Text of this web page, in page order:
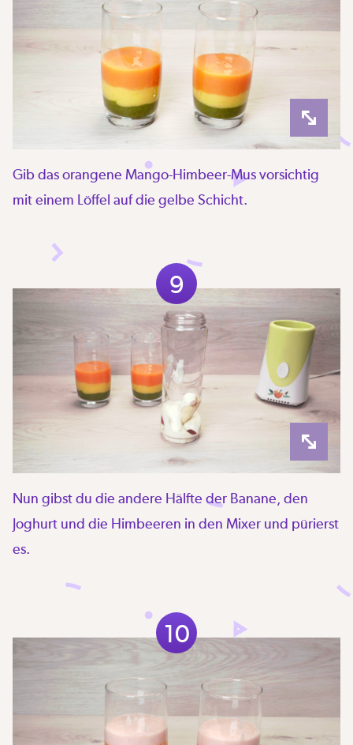
Gib das orangene Mango-Himbeer-Mus vorsichtig
mit einem Löffel auf die gelbe Schicht.
9
Nun gibst du die andere Hälfte der Banane, den
Joghurt und die Himbeeren in den Mixer und pürierst
es.
10